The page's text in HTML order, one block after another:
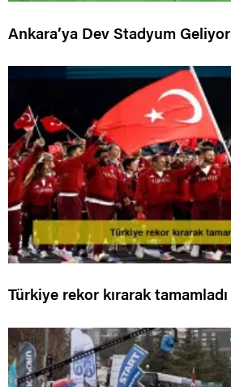
Ankara’ya Dev Stadyum Geliyor
Türkiye rekor kırarak tamamladı